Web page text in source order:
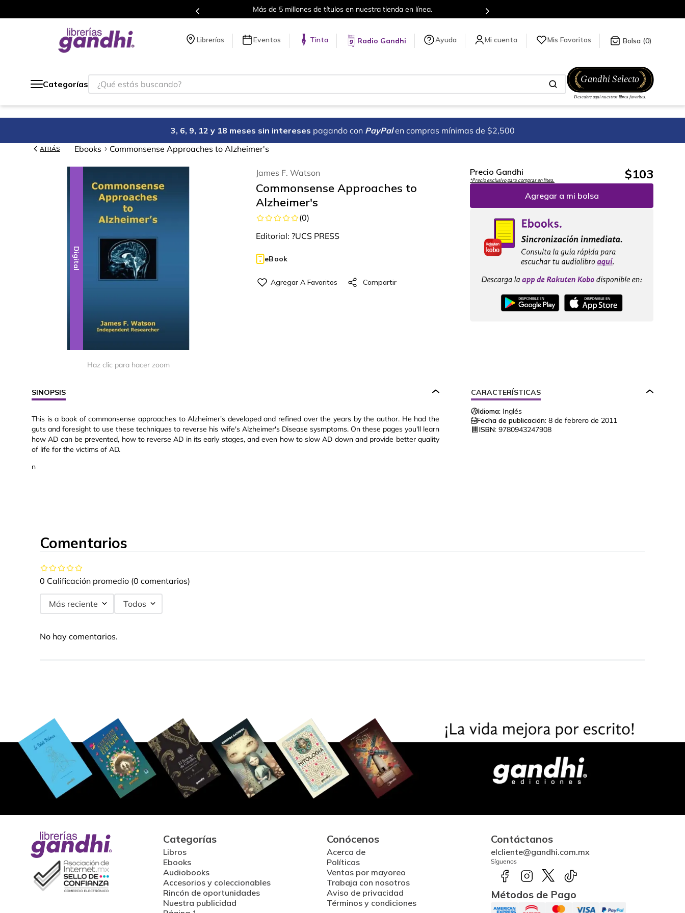
Más de 5 millones de títulos en nuestra tienda en línea.
Librerías Eventos Tinta Radio Gandhi Ayuda Mis Favoritos 0
Categorías
¿Qué estás buscando?
3, 6, 9, 12 y 18 meses sin intereses pagando con PayPal en compras mínimas de $2,500
ATRÁS Ebooks Commonsense Approaches to Alzheimer's
Digital
Haz clic para hacer zoom
James F. Watson
Commonsense Approaches to
Alzheimer's
(0)
Editorial: ?UCS PRESS
eBook
Precio Gandhi
*Precio exclusivo para compras en línea. $103
Agregar a mi bolsa
SINOPSIS
This is a book of commonsense approaches to Alzheimer's developed and refined over the years by the author. He had the
guts and foresight to use these techniques to reverse his wife's Alzheimer's Disease sysmptoms. On these pages you'll learn
how AD can be prevented, how to reverse AD in its early stages, and even how to slow AD down and provide better quality
of life for the victims of AD.
n
CARACTERÍSTICAS
Idioma: Inglés
Fecha de publicación: 8 de febrero de 2011
ISBN: 9780943247908
Comentarios
0 Calificación promedio (0 comentarios)
Más reciente Todos
No hay comentarios.
Categorías
Libros
Ebooks
Audiobooks
Accesorios y coleccionables
Rincón de oportunidades
Nuestra publicidad
Conócenos
Acerca de
Políticas
Ventas por mayoreo
Trabaja con nosotros
Aviso de privacidad
Términos y condiciones
Contáctanos
elcliente@gandhi.com.mx
Síguenos
Métodos de Pago